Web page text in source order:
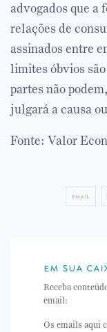
advogados que a
relações de
assinados entre
limites óbvios
partes não
julgará a causa
Fonte: Valor
email
em sua
Receba
email:
Os emails aqui